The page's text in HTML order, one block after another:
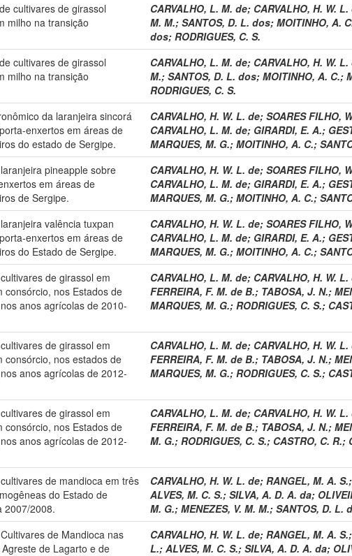
cultivares de girassol
milho na transição
CARVALHO, L. M. de; CARVALHO, H. W. L.
M. M.; SANTOS, D. L. dos; MOITINHO, A.
dos; RODRIGUES, C. S.
cultivares de girassol
milho na transição
CARVALHO, L. M. de; CARVALHO, H. W. L.
M.; SANTOS, D. L. dos; MOITINHO, A. C.;
RODRIGUES, C. S.
da laranjeira sincorá
enxertos em áreas de
do estado de Sergipe.
CARVALHO, H. W. L. de; SOARES FILHO,
CARVALHO, L. M. de; GIRARDI, E. A.;
MARQUES, M. G.; MOITINHO, A. C.;
pineapple sobre
em áreas de
de Sergipe.
CARVALHO, H. W. L. de; SOARES FILHO,
CARVALHO, L. M. de; GIRARDI, E. A.;
MARQUES, M. G.; MOITINHO, A. C.;
valência tuxpan
enxertos em áreas de
do Estado de Sergipe.
CARVALHO, H. W. L. de; SOARES FILHO,
CARVALHO, L. M. de; GIRARDI, E. A.;
MARQUES, M. G.; MOITINHO, A. C.;
de girassol em
consórcio, nos Estados de
anos agrícolas de 2010-
CARVALHO, L. M. de; CARVALHO, H. W. L.
FERREIRA, F. M. de B.; TABOSA, J. N.;
MARQUES, M. G.; RODRIGUES, C. S.;
de girassol em
consórcio, nos estados de
anos agrícolas de 2012-
CARVALHO, L. M. de; CARVALHO, H. W. L.
FERREIRA, F. M. de B.; TABOSA, J. N.;
MARQUES, M. G.; RODRIGUES, C. S.;
de girassol em
consórcio, nos Estados de
anos agrícolas de 2012-
CARVALHO, L. M. de; CARVALHO, H. W. L.
FERREIRA, F. M. de B.; TABOSA, J. N.;
M. G.; RODRIGUES, C. S.; CASTRO, C. R.;
de mandioca em três
do Estado de
2007/2008.
CARVALHO, H. W. L. de; RANGEL, M. A. S.;
ALVES, M. C. S.; SILVA, A. D. A. da;
M. G.; MENEZES, V. M. M.; SANTOS, D. L.
de Mandioca nas
de Lagarto e de
CARVALHO, H. W. L. de; RANGEL, M. A. S.;
L.; ALVES, M. C. S.; SILVA, A. D. A. da;